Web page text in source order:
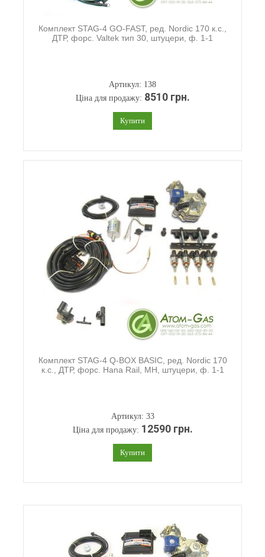
Комплект STAG-4 GO-FAST, ред. Nordic 170 к.с.,
ДТР, форс. Valtek тип 30, штуцери, ф. 1-1
Артикул: 138
Ціна для продажу: 8510 грн.
Купити
Комплект STAG-4 Q-BOX BASIC, ред. Nordic 170
к.с., ДТР, форс. Hana Rail, МН, штуцери, ф. 1-1
Артикул: 33
Ціна для продажу: 12590 грн.
Купити